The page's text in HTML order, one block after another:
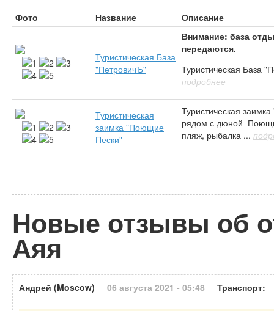
Фото Название Описание
Туристическая База
"ПетровичЪ"
Внимание: база
передаются.
Туристическая База
подробнее
Туристическая
заимка "Поющие
Пески"
Туристическая
рядом с дюной
пляж, рыбалка ...
Новые отзывы об
Аяя
Андрей (Moscow) 06 августа 2021 - 05:48 Транспорт: